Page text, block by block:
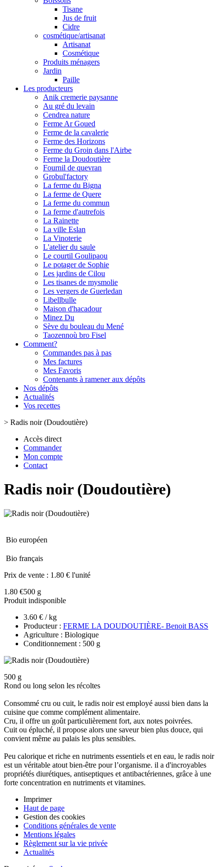
Tisane
Jus de fruit
Cidre
cosmétique/artisanat
Artisanat
Cosmétique
Produits ménagers
Jardin
Paille
Les producteurs
Anik cremerie paysanne
Au gré du levain
Cendrea nature
Ferme Ar Goued
Ferme de la cavalerie
Ferme des Horizons
Ferme du Groin dans l'Airbe
Ferme la Doudoutière
Fournil de quevran
Grobul'factory
La ferme du Bigna
La ferme de Quere
La ferme du commun
La ferme d'autrefois
La Rainette
La ville Eslan
La Vinoterie
L'atelier du saule
Le courtil Goulipaou
Le potager de Sophie
Les jardins de Cilou
Les tisanes de mysmolie
Les vergers de Guerledan
Libellbulle
Maison d'hacadour
Minez Du
Sève du bouleau du Mené
Taozennoù bro Fisel
Comment?
Commandes pas à pas
Mes factures
Mes Favoris
Contenants à ramener aux dépôts
Nos dépôts
Actualités
Vos recettes
> Radis noir (Doudoutière)
Accès direct
Commander
Mon compte
Contact
Radis noir (Doudoutière)
Bio européen
Bio français
Prix de vente : 1.80 € l'unité
1.80 €500 g
Produit indisponible
3.60 € / kg
Producteur : FERME LA DOUDOUTIÈRE- Benoit BASS
Agriculture : Biologique
Conditionnement : 500 g
500 g
Rond ou long selon les récoltes
Consommé cru ou cuit, le radis noir est employé aussi bien dans la
cuisine que comme complément alimentaire.
Cru, il offre un goût particulièrement fort, aux notes poivrées.
Cuit ou épluché, il propose alors une saveur bien plus douce, qui
convient même au palais les plus sensibles.
Peu calorique et riche en nutriments essentiels et en eau, le radis noir
est un véritable atout bien-être pour l’organisme. il a d'incroyables
propriétés diurétiques, antiseptiques et antibactériennes, grâce à une
forte concentration en nutriments et vitamines.
Imprimer
Haut de page
Gestion des cookies
Conditions générales de vente
Mentions légales
Règlement sur la vie privée
Actualités